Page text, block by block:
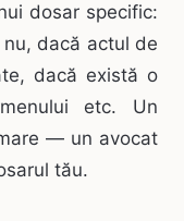
dosar specific:
dacă actul de
dacă există o
etc. Un
— un avocat
tău.